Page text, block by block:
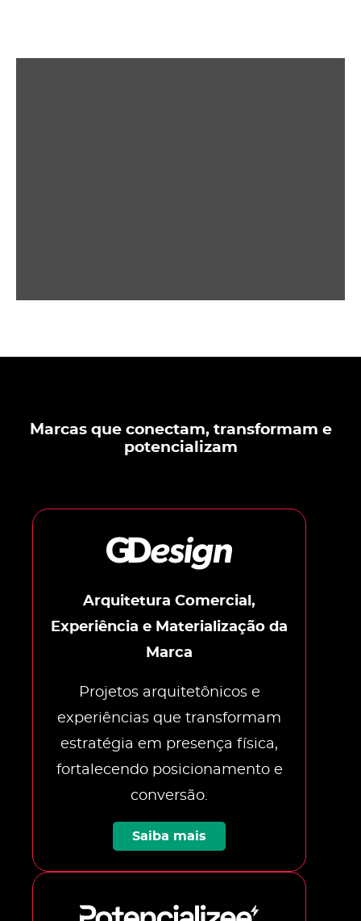
Marcas que conectam, transformam e
potencializam
Arquitetura Comercial,
Experiência e Materialização da
Marca
Projetos arquitetônicos e
experiências que transformam
estratégia em presença física,
fortalecendo posicionamento e
conversão.
Saiba mais